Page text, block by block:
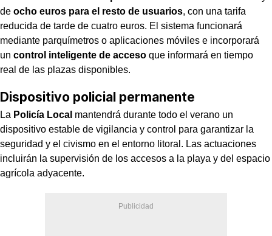
de ocho euros para el resto de usuarios, con una tarifa
reducida de tarde de cuatro euros. El sistema funcionará
mediante parquímetros o aplicaciones móviles e incorporará
un control inteligente de acceso que informará en tiempo
real de las plazas disponibles.
Dispositivo policial permanente
La Policía Local mantendrá durante todo el verano un
dispositivo estable de vigilancia y control para garantizar la
seguridad y el civismo en el entorno litoral. Las actuaciones
incluirán la supervisión de los accesos a la playa y del espacio
agrícola adyacente.